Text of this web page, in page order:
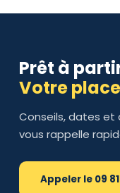
Prêt à
Votre
Conseils, dates et
vous rappelle
Appeler le 09 81